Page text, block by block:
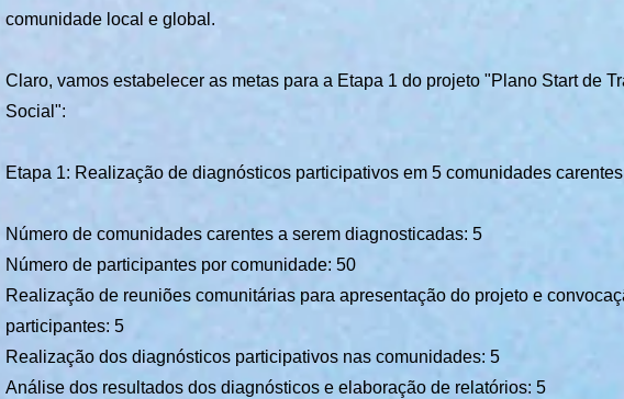
comunidade local e global.
Claro, vamos estabelecer as metas para a Etapa 1 do projeto "Plano Start de
Social":
Etapa 1: Realização de diagnósticos participativos em 5 comunidades carentes
Número de comunidades carentes a serem diagnosticadas: 5
Número de participantes por comunidade: 50
Realização de reuniões comunitárias para apresentação do projeto e
participantes: 5
Realização dos diagnósticos participativos nas comunidades: 5
Análise dos resultados dos diagnósticos e elaboração de relatórios: 5